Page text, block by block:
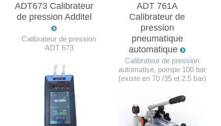
ADT673 Calibrateur
de pression Additel
Calibrateur de pression
ADT 673
ADT 761A
Calibrateur de
pression
pneumatique
automatique
Calibrateur de pression
automatisé, pompe 100 bar
(existe en 70 /35 et 2.5 bar)